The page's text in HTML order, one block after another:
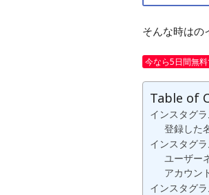
そんな時はの
今なら5日間無
Table of
インスタグ
登録した
インスタグ
ユーザー
アカウン
インスタグ